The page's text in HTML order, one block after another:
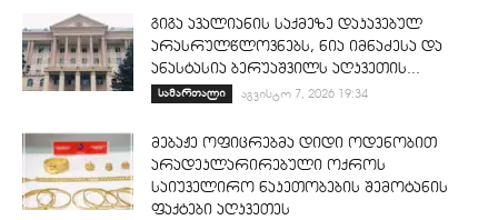
გიგა ავალიანის საქმეზე დაკავებულ
არასრულწლოვნებს, ნია იმნაძესა და
ანასტასია ბერუაშვილს აღკვეთის...
სამართალი აგვისტო 7, 2026 19:34
მებაჟე ოფიცრებმა დიდი ოდენობით
არადეკლარირებული ოქროს
საიუველირო ნაკეთობების შემოტანის
ფაქტები აღკვეთეს